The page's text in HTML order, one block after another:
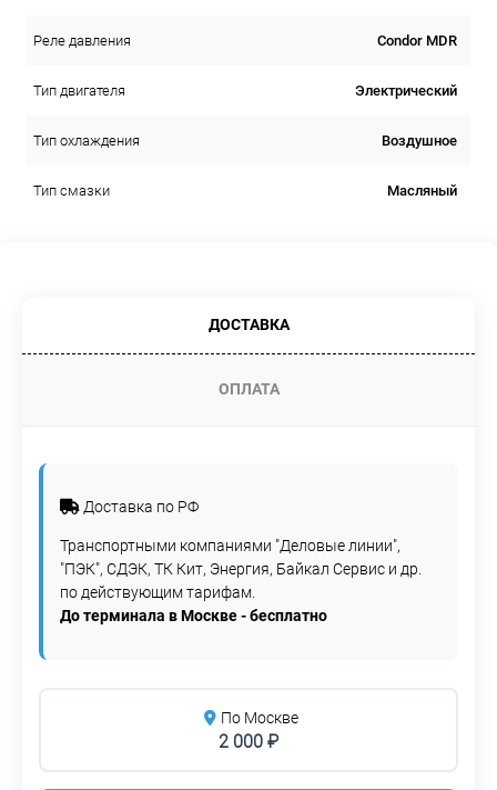
Реле давления Condor MDR
Тип двигателя Электрический
Тип охлаждения Воздушное
Тип смазки Масляный
ДОСТАВКА
ОПЛАТА
Доставка по РФ
Транспортными компаниями "Деловые линии",
"ПЭК", СДЭК, ТК Кит, Энергия, Байкал Сервис и др.
по действующим тарифам.
До терминала в Москве - бесплатно
По Москве
2 000 ₽